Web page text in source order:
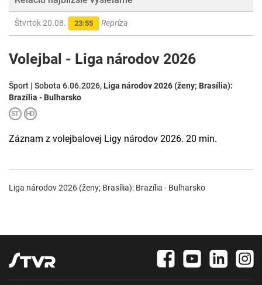
Štvrtok 20.08. 23:55 Repríza
Volejbal - Liga národov 2026
Šport | Sobota 6.06.2026, Liga národov 2026 (ženy; Brasília):
Brazília - Bulharsko
Záznam z volejbalovej Ligy národov 2026. 20 min.
Liga národov 2026 (ženy; Brasília): Brazília - Bulharsko